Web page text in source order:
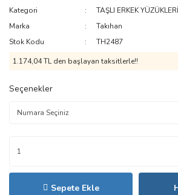
Kategori
TAŞLI ERKEK YÜZÜKLERİ
Marka
Takıhan
Stok Kodu
TH2487
1.174,04 TL den başlayan taksitlerle!!
Seçenekler
Sepete Ekle